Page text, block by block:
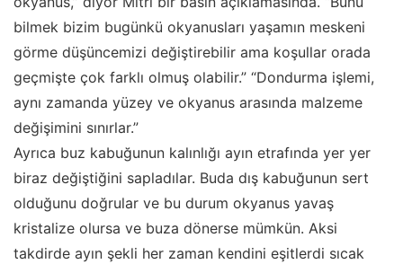
bilmek bizim bugünkü okyanusları yaşamın meskeni
görme düşüncemizi değiştirebilir ama koşullar orada
geçmişte çok farklı olmuş olabilir.” “Dondurma işlemi,
aynı zamanda yüzey ve okyanus arasında malzeme
değişimini sınırlar.”
Ayrıca buz kabuğunun kalınlığı ayın etrafında yer yer
biraz değiştiğini sapladılar. Buda dış kabuğunun sert
olduğunu doğrular ve bu durum okyanus yavaş
kristalize olursa ve buza dönerse mümkün. Aksi
takdirde ayın şekli her zaman kendini eşitlerdi sıcak